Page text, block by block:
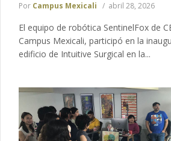
Por Campus Mexicali abril 28, 2026
El equipo de robótica SentinelFox de
Campus Mexicali, participó en la
edificio de Intuitive Surgical en la...